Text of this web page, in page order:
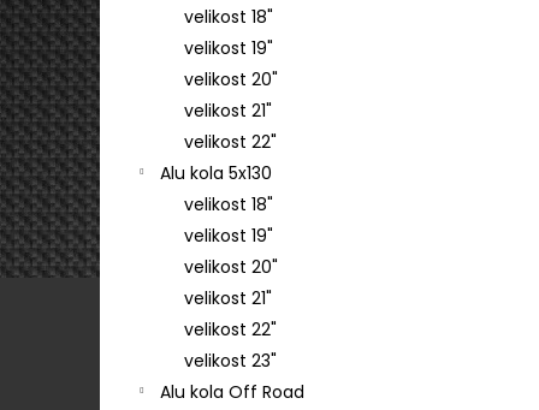
velikost 18"
velikost 19"
velikost 20"
velikost 21"
velikost 22"
Alu kola 5x130
velikost 18"
velikost 19"
velikost 20"
velikost 21"
velikost 22"
velikost 23"
Alu kola Off Road